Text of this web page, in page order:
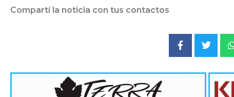
Compartí la noticia con tus contactos